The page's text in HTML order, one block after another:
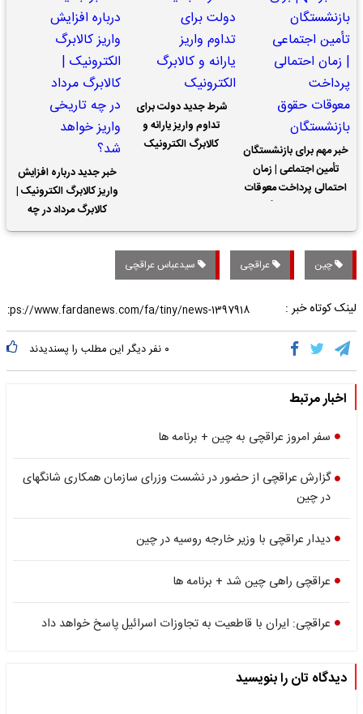
خبر مهم برای بازنشستگان
تأمین اجتماعی | زمان
احتمالی پرداخت معوقات
شرط جدید دولت برای
تداوم واریز یارانه و
کالابرگ الکترونیک
خبر جدید درباره افزایش
واریز کالابرگ الکترونیک |
کالابرگ مرداد در چه
تاریخی واریز خواهد شد؟
چین عراقچی سیدعباس عراقچی
لینک کوتاه خبر :
۰ نفر دیگر این مطلب را پسندیدند
اخبار مرتبط
سفر امروز عراقچی به چین + برنامه ها
گزارش عراقچی از حضور در نشست وزرای سازمان همکاری شانگهای
در چین
دیدار عراقچی با وزیر خارجه روسیه در چین
عراقچی راهی چین شد + برنامه ها
عراقچی: ایران با قاطعیت به تجاوزات اسرائیل پاسخ خواهد داد
دیدگاه تان را بنویسید